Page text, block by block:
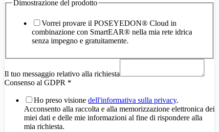
-
Dimostrazione del prodotto
Vorrei provare il POSEYEDON® Cloud in
combinazione con SmartEAR® nella mia rete idrica
senza impegno e gratuitamente.
Il tuo messaggio relativo alla richiesta
Consenso al GDPR *
Ho preso visione dell'informativa sulla privacy.
Acconsento alla raccolta e alla memorizzazione elettronica dei
miei dati e delle mie informazioni al fine di rispondere alla
mia richiesta.